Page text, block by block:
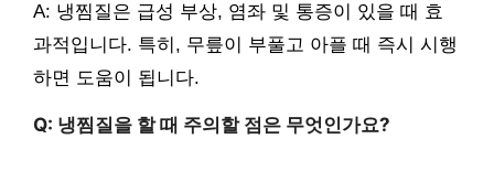
A: 냉찜질은 급성 부상, 염좌 및 통증이 있을 때 효
과적입니다. 특히, 무릎이 부풀고 아플 때 즉시 시행
하면 도움이 됩니다.
Q: 냉찜질을 할 때 주의할 점은 무엇인가요?